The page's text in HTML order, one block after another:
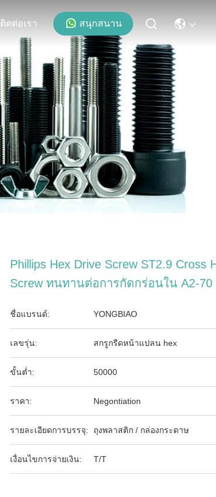
ติดต่อเรา สนุกสนาน
Phillips Hex Drive Screw ST2.9 Cross
Screw ทนทานต่อการกัดกร่อนใน A2-70
ชื่อแบรนด์: YONGBIAO
เลขรุ่น: สกรูกรีดหน้าแปลน hex
ขั้นต่ำ: 50000
ราคา: Negontiation
รายละเอียดการบรรจุ: ถุงพลาสติก / กล่องกระดาษ
เงื่อนไขการจ่ายเงิน: T/T